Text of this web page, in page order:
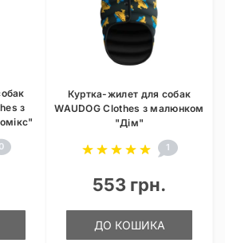
з
0
Куртка-жилет для собак
WAUDOG Clothes з малюнком
"Дім"
1
553 грн.
ДО КОШИКА